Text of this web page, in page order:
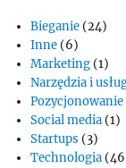
Bieganie (24)
Inne (6)
Marketing (1)
Narzędzia i
Pozycjonowanie
Social media (1)
Startups (3)
Technologia